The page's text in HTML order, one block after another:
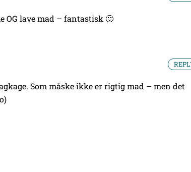
OG lave mad – fantastisk 🙂
Som måske ikke er rigtig mad – men det